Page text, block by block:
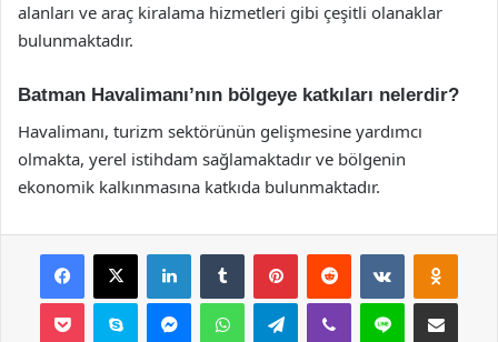
alanları ve araç kiralama hizmetleri gibi çeşitli olanaklar
bulunmaktadır.
Batman Havalimanı’nın bölgeye katkıları nelerdir?
Havalimanı, turizm sektörünün gelişmesine yardımcı
olmakta, yerel istihdam sağlamaktadır ve bölgenin
ekonomik kalkınmasına katkıda bulunmaktadır.
Facebook
X LinkedInTumblr PinterestReddit VKontakte
Pocket Skype MessengerWhatsAppTelegramViber Line E-Posta ile